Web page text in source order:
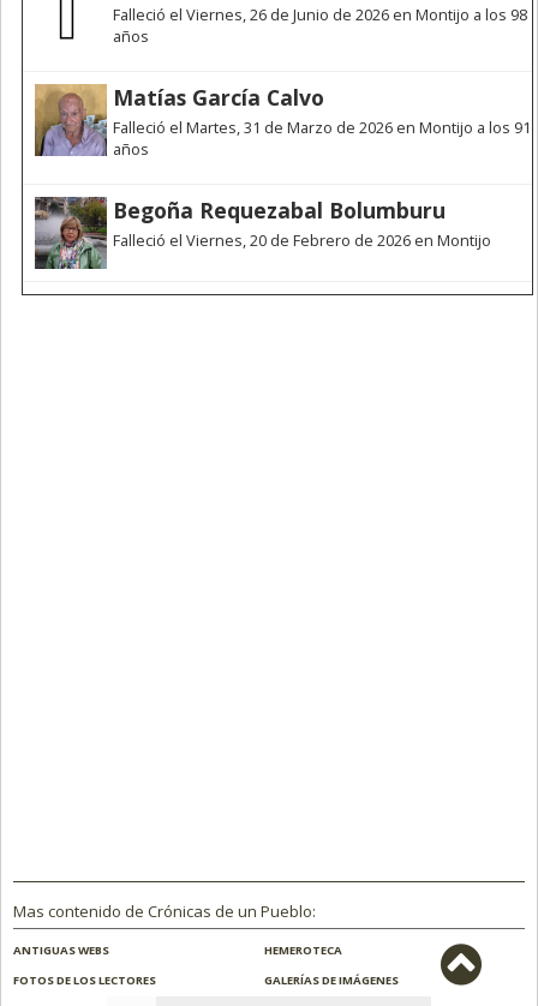
Falleció el Viernes, 26 de Junio de 2026 en Montijo a los 98
años
Matías García Calvo
Falleció el Martes, 31 de Marzo de 2026 en Montijo a los 91
años
Begoña Requezabal Bolumburu
Falleció el Viernes, 20 de Febrero de 2026 en Montijo
Mas contenido de Crónicas de un Pueblo:
ANTIGUAS WEBS
HEMEROTECA
FOTOS DE LOS LECTORES
GALERÍAS DE IMÁGENES